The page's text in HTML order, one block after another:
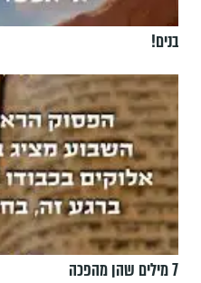
בנים!
7 מילים שהן מהפכה